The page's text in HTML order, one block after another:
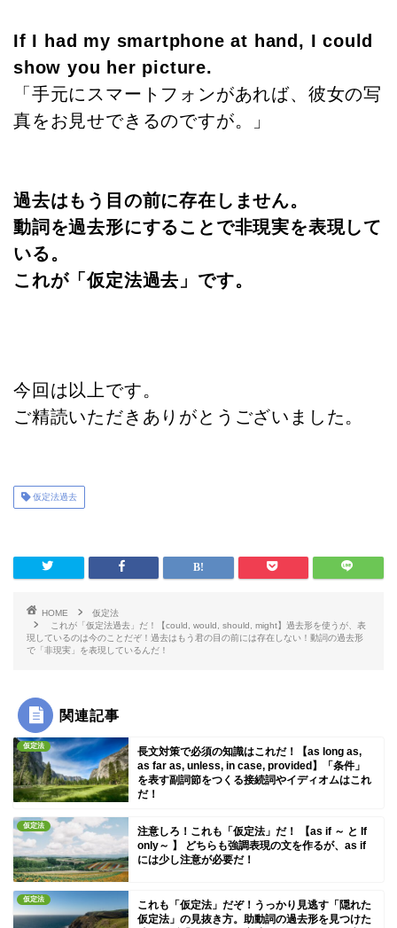
If I had my smartphone at hand, I could
show you her picture.
「手元にスマートフォンがあれば、彼女の写
真をお見せできるのですが。」
過去はもう目の前に存在しません。
動詞を過去形にすることで非現実を表現して
いる。
これが「仮定法過去」です。
今回は以上です。
ご精読いただきありがとうございました。
仮定法過去
HOME
仮定法
これが「仮定法過去」だ！【could, would, should, might】過去形を使うが、表
現しているのは今のことだぞ！過去はもう君の目の前には存在しない！動詞の過去形
で「非現実」を表現しているんだ！
関連記事
仮定法
長文対策で必須の知識はこれだ！【as long as,
as far as, unless, in case, provided】「条件」
を表す副詞節をつくる接続詞やイディオムはこれ
だ！
仮定法
注意しろ！これも「仮定法」だ！ 【as if ～ と If
only～ 】 どちらも強調表現の文を作るが、as if
には少し注意が必要だ！
仮定法
これも「仮定法」だぞ！うっかり見逃す「隠れた
仮定法」の見抜き方。助動詞の過去形を見つけた